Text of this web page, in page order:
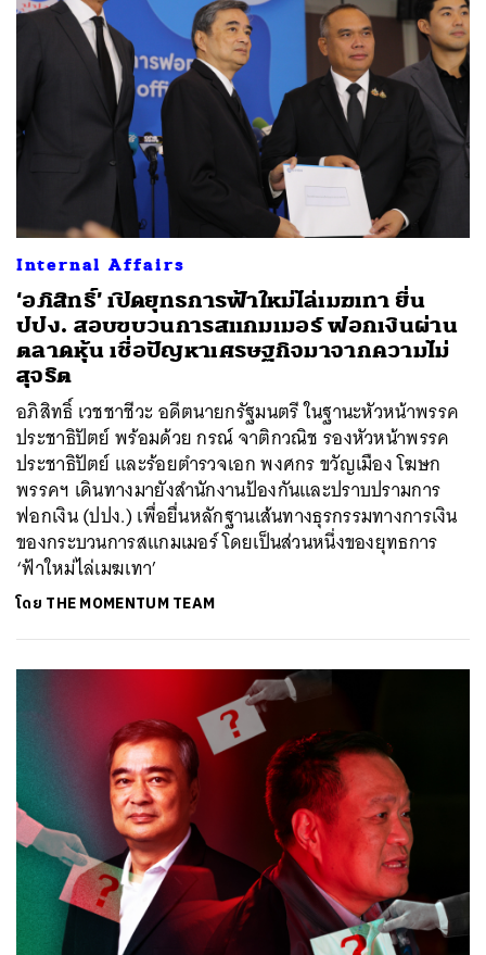
Internal Affairs
‘อภิสิทธิ์’ เปิดยุทธการฟ้าใหม่ไล่เมฆเทา ยื่น
ปปง. สอบขบวนการสแกมเมอร์ ฟอกเงินผ่าน
ตลาดหุ้น เชื่อปัญหาเศรษฐกิจมาจากความไม่
สุจริต
อภิสิทธิ์ เวชชาชีวะ อดีตนายกรัฐมนตรี ในฐานะหัวหน้าพรรค
ประชาธิปัตย์ พร้อมด้วย กรณ์ จาติกวณิช รองหัวหน้าพรรค
ประชาธิปัตย์ และร้อยตำรวจเอก พงศกร ขวัญเมือง โฆษก
พรรคฯ เดินทางมายังสำนักงานป้องกันและปราบปรามการ
ฟอกเงิน (ปปง.) เพื่อยื่นหลักฐานเส้นทางธุรกรรมทางการเงิน
ของกระบวนการสแกมเมอร์ โดยเป็นส่วนหนึ่งของยุทธการ
‘ฟ้าใหม่ไล่เมฆเทา’
โดย THE MOMENTUM TEAM